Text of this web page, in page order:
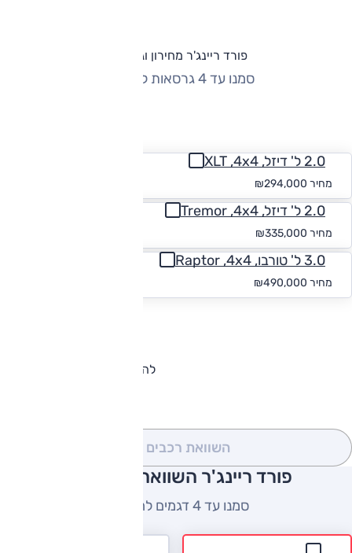
פורד ריינג'ר מחירון וגרסאות
סמנו עד 4 גרסאות להשוואה
2.0 ל' דיזל, XLT ,4x4
מחיר
2.0 ל' דיזל, Tremor ,4x4
מחיר
3.0 ל' טורבו, Raptor ,4x4
מחיר
להורדת קטלוג פורד ריינג'ר
השוואת רכבים
פורד ריינג'ר השוואה למתחרים
סמנו עד 4 דגמים להשוואה